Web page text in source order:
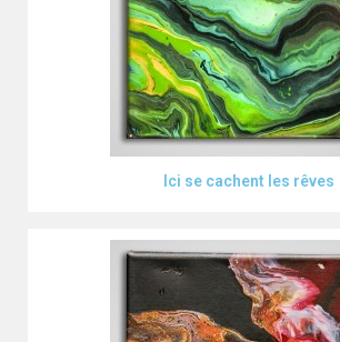
Aperçu rapide
Ici se cachent les rêves